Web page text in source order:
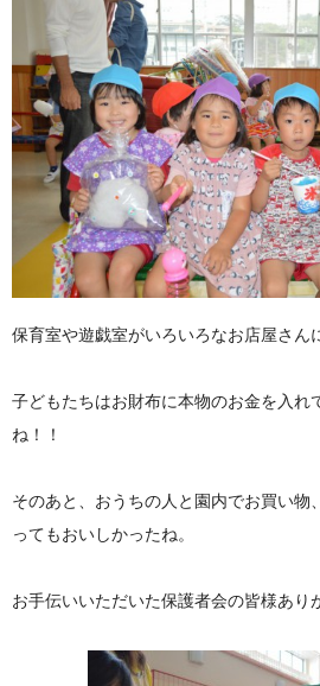
保育室や遊戯室がいろいろなお店屋さん
子どもたちはお財布に本物のお金を入れ
ね！！
そのあと、おうちの人と園内でお買い物
ってもおいしかったね。
お手伝いいただいた保護者会の皆様あり